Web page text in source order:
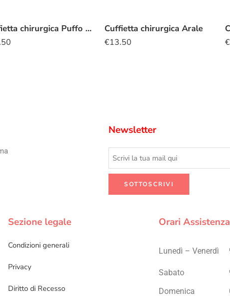
Cuffietta chirurgica Puffo dottore Cuffietta chirurgica Arale
€13.50 €
Newsletter
Sezione legale
Condizioni generali
Privacy
Diritto di Recesso
Orari Assistenza
Lunedì – Venerdì
Sabato
Domenica